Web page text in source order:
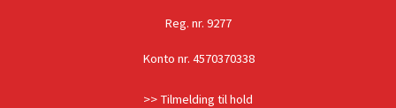
Reg. nr. 9277
Konto nr. 4570370338
>> Tilmelding til hold